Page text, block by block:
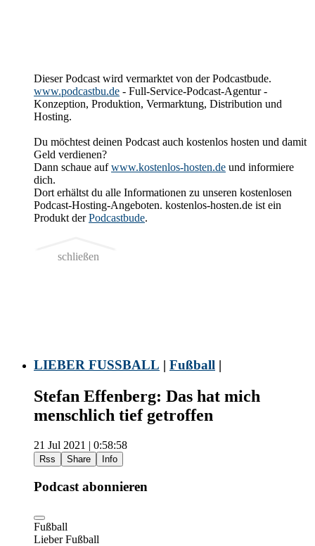
Dieser Podcast wird vermarktet von der Podcastbude.
www.podcastbu.de - Full-Service-Podcast-Agentur -
Konzeption, Produktion, Vermarktung, Distribution und
Hosting.
Du möchtest deinen Podcast auch kostenlos hosten und damit
Geld verdienen?
Dann schaue aufwww.kostenlos-hosten.de und informiere
dich.
Dort erhältst du alle Informationen zu unseren kostenlosen
Podcast-Hosting-Angeboten. kostenlos-hosten.de ist ein
Produkt derPodcastbude.
schließen
LIEBER FUSSBALL | Fußball |
Stefan Effenberg: Das hat mich
menschlich tief getroffen
21 Jul 2021 | 0:58:58
Rss Share Info
Podcast abonnieren
Fußball
Lieber Fußball